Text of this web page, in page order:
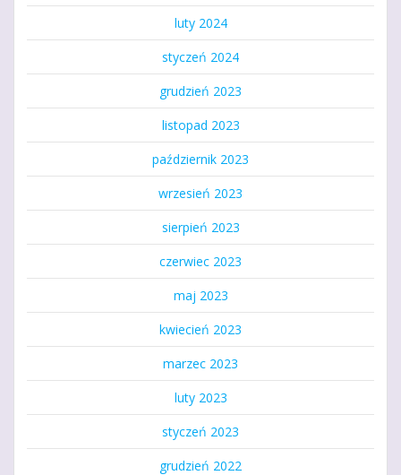
luty 2024
styczeń 2024
grudzień 2023
listopad 2023
październik 2023
wrzesień 2023
sierpień 2023
czerwiec 2023
maj 2023
kwiecień 2023
marzec 2023
luty 2023
styczeń 2023
grudzień 2022